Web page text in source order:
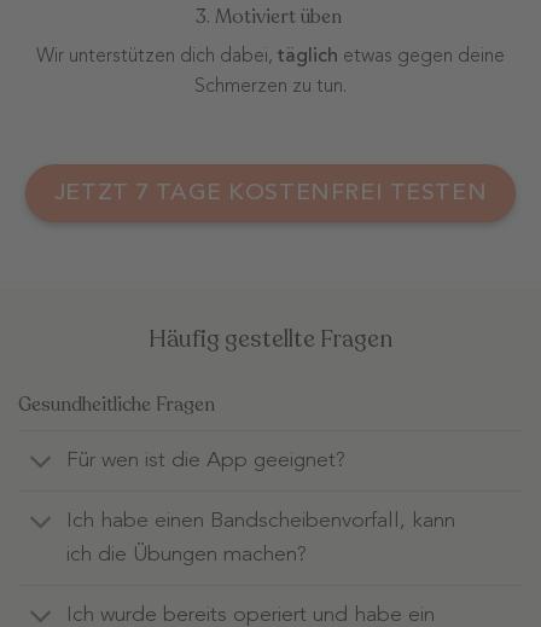
3. Motiviert üben
Wir unterstützen dich dabei, täglich etwas gegen deine
Schmerzen zu tun.
JETZT 7 TAGE KOSTENFREI TESTEN
Häufig gestellte Fragen
Gesundheitliche Fragen
Für wen ist die App geeignet?
Ich habe einen Bandscheibenvorfall, kann
ich die Übungen machen?
Ich wurde bereits operiert und habe ein